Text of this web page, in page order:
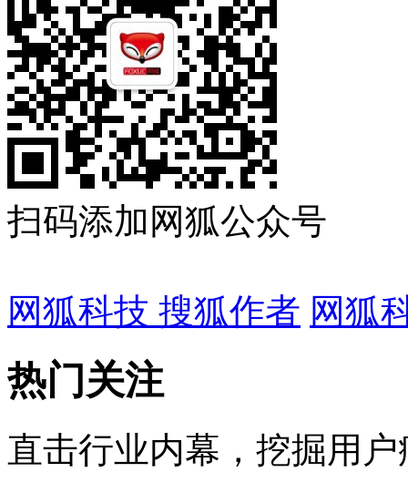
扫码添加网狐公众号
网狐科技 搜狐作者 网狐
热门关注
直击行业内幕，挖掘用